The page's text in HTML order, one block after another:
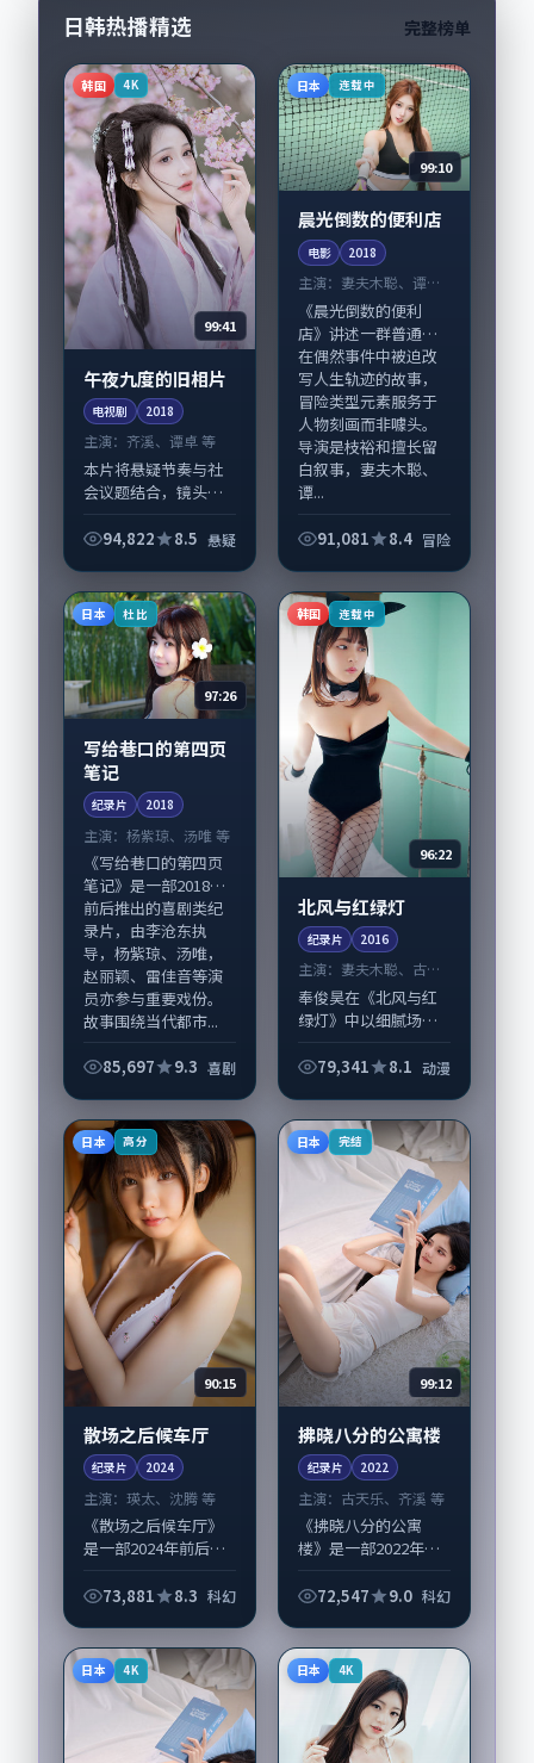
日韩热播精选 完整榜单
韩国 4K
99:41
午夜九度的旧相片
电视剧 2018
主演： 齐溪、谭卓 等
本片将悬疑节奏与社
会议题结合，镜头语
《午夜九度的旧相
纲主线；取景与声音
设计凸显韩国城市质
感，...
94,822 8.5 悬疑
日本 连载中
99:10
晨光倒数的便利店
电影 2018
主演： 妻夫木聪、谭卓
等
《晨光倒数的便利
店》讲述一群普通人
在偶然事件中被迫改
写人生轨迹的故事，
冒险类型元素服务于
人物刻画而非噱头。
导演是枝裕和擅长留
白叙事，妻夫木聪、
谭...
91,081 8.4 冒险
日本 杜比
97:26
写给巷口的第四页
笔记
纪录片 2018
主演： 杨紫琼、汤唯 等
《写给巷口的第四页
笔记》是一部2018年
前后推出的喜剧类纪
录片，由李沧东执
导，杨紫琼、汤唯，
赵丽颖、雷佳音等演
员亦参与重要戏份。
故事围绕当代都市...
85,697
9.3 喜剧
韩国 连载中
96:22
北风与红绿灯
纪录片 2016
主演： 妻夫木聪、古天
乐 等
奉俊昊在《北风与红
绿灯》中以细腻场面
妻夫木聪、古天乐领
在韩国完成制作协
同，2016-11-...
79,341 8.1 动漫
日本 高分
90:15
散场之后候车厅
纪录片 2024
主演： 瑛太、沈腾 等
《散场之后候车厅》
是一部2024年前后推
由文牧野执导，瑛
要戏份。故事围绕当
代都市中的抉择与...
73,881 8.3 科幻
日本 完结
99:12
拂晓八分的公寓楼
纪录片 2022
主演： 古天乐、齐溪 等
《拂晓八分的公寓
楼》是一部2022年前
片，由奉俊昊执导，
参与重要戏份。故事
围绕当代都市中的抉...
72,547 9.0 科幻
日本 4K 日本 4K